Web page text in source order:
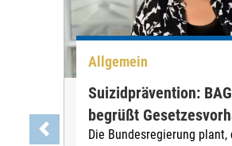
Allgemein
Suizidprävention:
begrüßt
Die Bundesregierung plant,